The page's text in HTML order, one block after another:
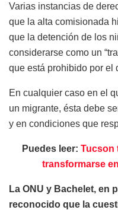
Varias instancias de
que la alta comisionada
que la detención de los
considerarse como un
que está prohibido por el
En cualquier caso en el
un migrante, ésta debe
y en condiciones que
Puedes leer: Tucson
transformarse
La ONU y Bachelet, en
reconocido que la